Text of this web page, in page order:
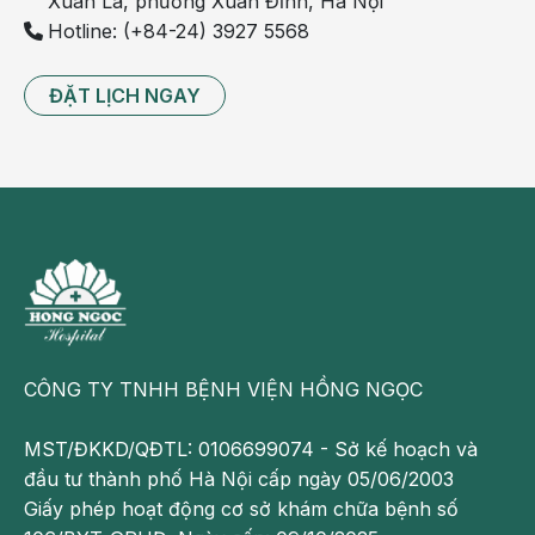
Can thiệp tái thông mạch qua da
Thường áp dụng trước khi chỉ định phẫu thuật do tái
thông mạch qua da ít xâm nhập hơn và ít nguy cơ hơn.
(can thiệp qua da với đường vào là vết chọc nhỏ ngoài
da, đưa một dây dẫn có bóng vào chỗ động mạch bị hẹp
và bóng nong được đưa đến chỗ hẹp của động mạch.
Hotline: (+84-24) 3927 5568
ĐẶT LỊCH NGAY
CÔNG TY TNHH BỆNH VIỆN HỒNG NGỌC
MST/ĐKKD/QĐTL: 0106699074 - Sở kế hoạch và
đầu tư thành phố Hà Nội cấp ngày 05/06/2003
Giấy phép hoạt động cơ sở khám chữa bệnh số